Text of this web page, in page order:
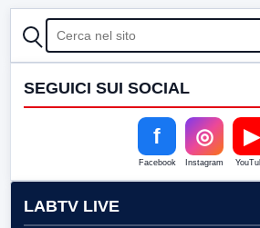
CERCA
SEGUICI SUI SOCIAL
f
Facebook
◎
Instagram
▶
LABTV LIVE